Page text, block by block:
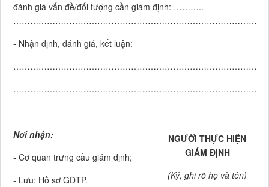
đánh giá vấn đề/đối tượng cần giám định: ………..
- Nhận định, đánh giá, kết luận:
Nơi nhận:
- Cơ quan trưng cầu giám định;
- Lưu: Hồ sơ GĐTP.
NGƯỜI THỰC HIỆN
GIÁM ĐỊNH
(Ký, ghi rõ họ và tên)